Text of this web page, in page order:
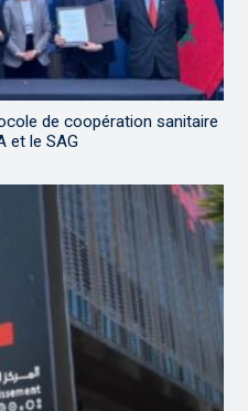
de coopération sanitaire
et le SAG